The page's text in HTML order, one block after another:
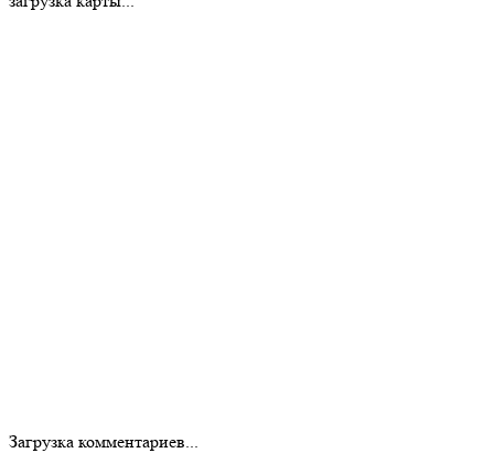
Загрузка комментариев...